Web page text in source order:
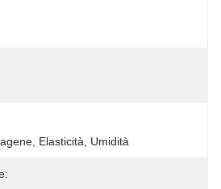
Elasticità, Umidità